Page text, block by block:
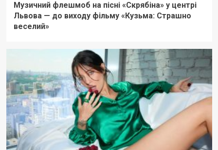
Музичний флешмоб на пісні «Скрябіна» у центрі
Львова — до виходу фільму «Кузьма: Страшно
веселий»